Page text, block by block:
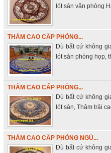
lót sàn văn phòng
THẢM CAO CẤP PHÒNG...
Dù bất cứ không
lót sàn phòng họp,
THẢM CAO CẤP PHÒNG...
Dù bất cứ không
lót sàn, Thảm trải
THẢM CAO CẤP PHÒNG NGỦ...
Dù bất cứ không